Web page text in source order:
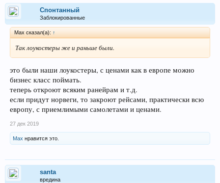
Спонтанный
Заблокированные
Max сказал(а): ↑
Так лоукостеры же и раньше были.
это были наши лоукостеры, с ценами как в европе можно
бизнес класс поймать.
теперь откроют всяким ранейрам и т.д.
если придут норвеги, то закроют рейсами, практически всю
европу, с приемлимыми самолетами и ценами.
27 дек 2019
Max нравится это.
santa
вредина